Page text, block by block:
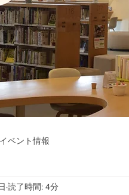
イベント情報
読了時間: 4分